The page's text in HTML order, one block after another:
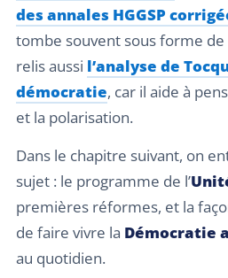
des annales HGGSP
tombe souvent sous forme de
relis aussi l’analyse de
démocratie, car il aide à
et la polarisation.
Dans le chapitre suivant, on
sujet : le programme de l’
premières réformes, et la
de faire vivre la Démocratie
au quotidien.